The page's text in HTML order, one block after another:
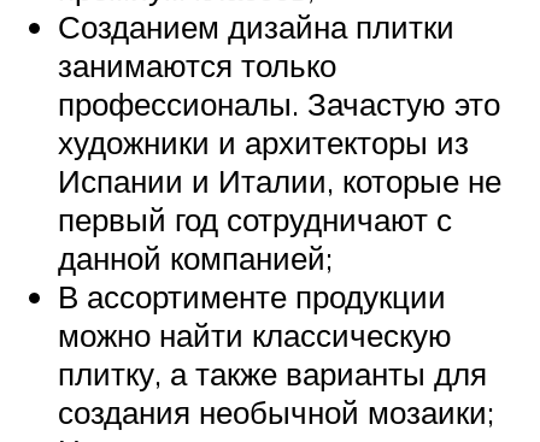
Созданием дизайна плитки
занимаются только
профессионалы. Зачастую это
художники и архитекторы из
Испании и Италии, которые не
первый год сотрудничают с
данной компанией;
В ассортименте продукции
можно найти классическую
плитку, а также варианты для
создания необычной мозаики;